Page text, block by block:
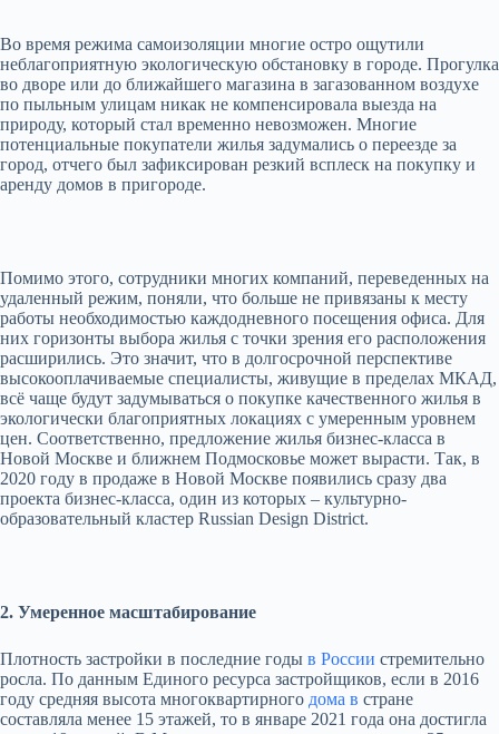
Во время режима самоизоляции многие остро ощутили
неблагоприятную экологическую обстановку в городе. Прогулка
во дворе или до ближайшего магазина в загазованном воздухе
по пыльным улицам никак не компенсировала выезда на
природу, который стал временно невозможен. Многие
потенциальные покупатели жилья задумались о переезде за
город, отчего был зафиксирован резкий всплеск на покупку и
аренду домов в пригороде.
Помимо этого, сотрудники многих компаний, переведенных на
удаленный режим, поняли, что больше не привязаны к месту
работы необходимостью каждодневного посещения офиса. Для
них горизонты выбора жилья с точки зрения его расположения
расширились. Это значит, что в долгосрочной перспективе
высокооплачиваемые специалисты, живущие в пределах МКАД,
всё чаще будут задумываться о покупке качественного жилья в
экологически благоприятных локациях с умеренным уровнем
цен. Соответственно, предложение жилья бизнес-класса в
Новой Москве и ближнем Подмосковье может вырасти. Так, в
2020 году в продаже в Новой Москве появились сразу два
проекта бизнес-класса, один из которых – культурно-
образовательный кластер Russian Design District.
2. Умеренное масштабирование
Плотность застройки в последние годы в России стремительно
росла. По данным Единого ресурса застройщиков, если в 2016
году средняя высота многоквартирного дома в стране
составляла менее 15 этажей, то в январе 2021 года она достигла